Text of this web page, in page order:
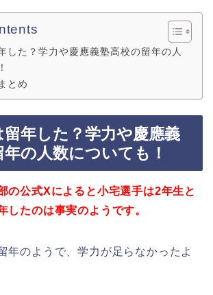
した？学力や慶應義塾高校の留年の人
とめ
留年した？学力や慶應義
の人数についても！
の公式Xによると小宅選手は2年生と
したのは事実のようです。
年のようで、学力が足らなかったよ